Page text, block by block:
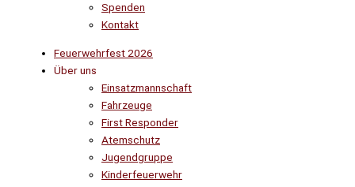
Spenden
Kontakt
Feuerwehrfest 2026
Über uns
Einsatzmannschaft
Fahrzeuge
First Responder
Atemschutz
Jugendgruppe
Kinderfeuerwehr